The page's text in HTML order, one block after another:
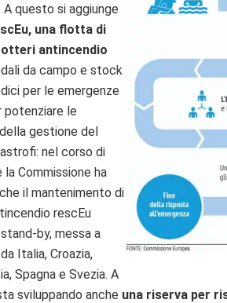
A questo si aggiunge
una flotta di
antincendio
da campo e stock
per le emergenze
potenziare le
gestione del
nel corso di
Commissione ha
il mantenimento di
rescEu
by, messa a
Italia, Croazia,
Spagna e Svezia. A
sviluppando anche una riserva per